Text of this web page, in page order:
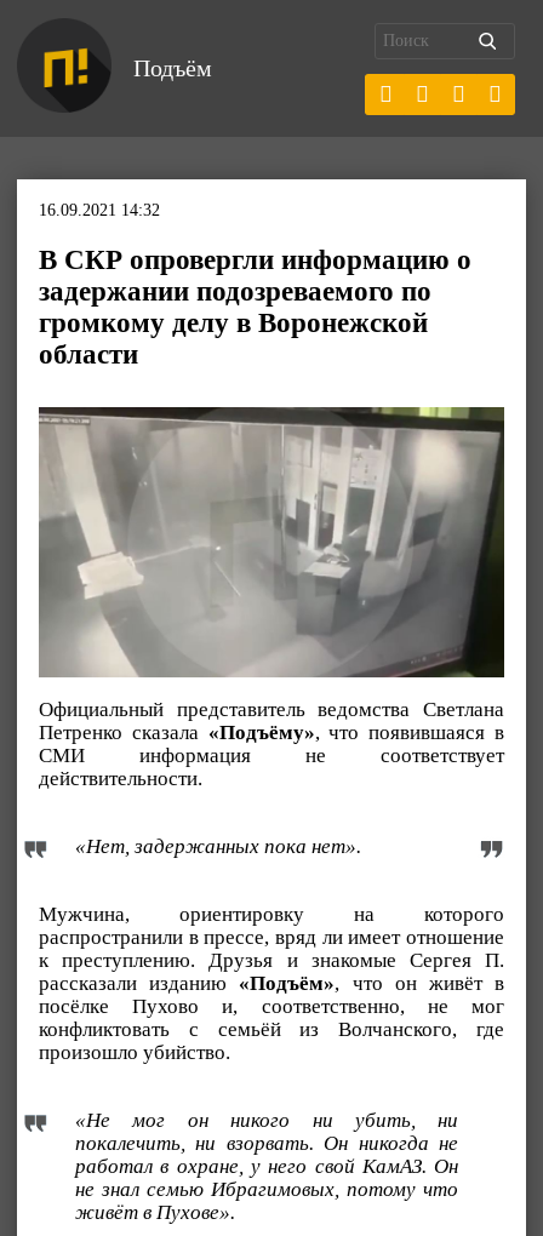
Подъём
16.09.2021 14:32
В СКР опровергли информацию о
задержании подозреваемого по
громкому делу в Воронежской
области
Официальный представитель ведомства Светлана
Петренко сказала «Подъёму», что появившаяся в
СМИ информация не соответствует
действительности.
«Нет, задержанных пока нет».
Мужчина, ориентировку на которого
распространили в прессе, вряд ли имеет отношение
к преступлению. Друзья и знакомые Сергея П.
рассказали изданию «Подъём», что он живёт в
посёлке Пухово и, соответственно, не мог
конфликтовать с семьёй из Волчанского, где
произошло убийство.
«Не мог он никого ни убить, ни
покалечить, ни взорвать. Он никогда не
работал в охране, у него свой КамАЗ. Он
не знал семью Ибрагимовых, потому что
живёт в Пухове».